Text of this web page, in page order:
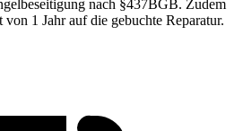
nach §437BGB. Zudem
von 1 Jahr auf die gebuchte Reparatur.